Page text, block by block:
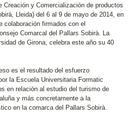
Creación y Comercialización de productos
Lleida) del 6 al 9 de mayo de 2014, en
colaboración firmados con el
Comarcal del Pallars Sobirà. La
de Girona, celebra este año su 40
es el resultado del esfuerzo
la Escuela Universitaria Formatic
en relación al estudio del turismo de
y más concretamente a la
en la comarca del Pallars Sobirà.